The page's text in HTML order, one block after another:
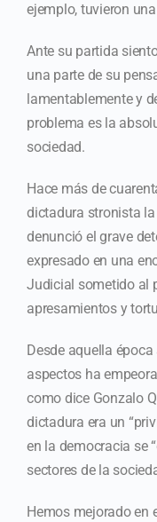
ejemplo, tuvieron
Ante su partida
una parte de su
lamentablemente y
problema es la
sociedad.
Hace más de
dictadura stronista
denunció el grave
expresado en una
Judicial sometido al
apresamientos y
Desde aquella
aspectos ha
como dice Gonzalo
dictadura era un
en la democracia se
sectores de la
Hemos mejorado en